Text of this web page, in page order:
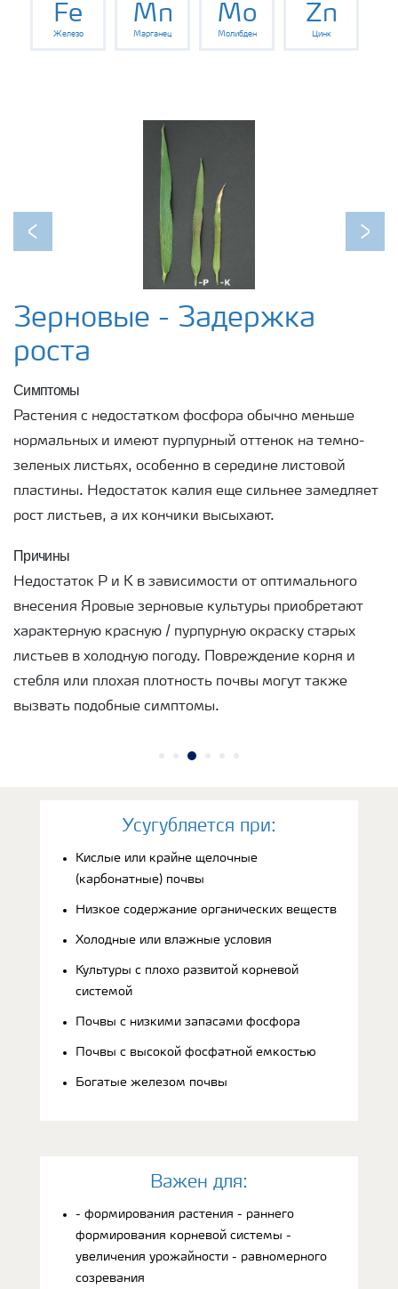
Fe
Железо
Mn
Марганец
Mo
Молибден
Zn
Цинк
Previous Next
Зерновые - Задержка
роста
Симптомы
Растения с недостатком фосфора обычно меньше
нормальных и имеют пурпурный оттенок на темно-
зеленых листьях, особенно в середине листовой
пластины. Недостаток калия еще сильнее замедляет
рост листьев, а их кончики высыхают.
Причины
Недостаток Р и К в зависимости от оптимального
внесения Яровые зерновые культуры приобретают
характерную красную / пурпурную окраску старых
листьев в холодную погоду. Повреждение корня и
стебля или плохая плотность почвы могут также
вызвать подобные симптомы.
Усугубляется при:
Кислые или крайне щелочные
(карбонатные) почвы
Низкое содержание органических веществ
Холодные или влажные условия
Культуры с плохо развитой корневой
системой
Почвы с низкими запасами фосфора
Почвы с высокой фосфатной емкостью
Богатые железом почвы
Bажен для:
- формирования растения - раннего
формирования корневой системы -
увеличения урожайности - равномерного
созревания